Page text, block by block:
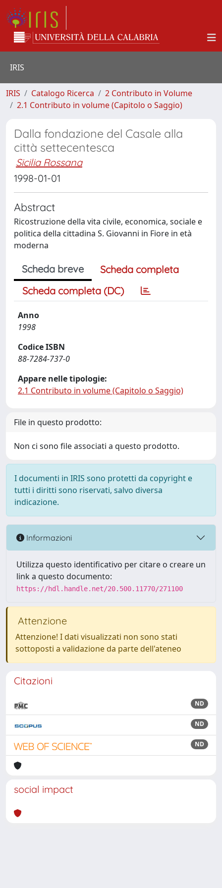
IRIS
IRIS Catalogo Ricerca
2 Contributo in Volume
2.1 Contributo in volume (Capitolo o Saggio)
Dalla fondazione del Casale alla
città settecentesca
Sicilia Rossana
1998-01-01
Abstract
Ricostruzione della vita civile, economica, sociale e
politica della cittadina S. Giovanni in Fiore in età
moderna
Scheda breve
Scheda completa
Scheda completa (DC)
Anno
1998
Codice ISBN
88-7284-737-0
Appare nelle tipologie:
2.1 Contributo in volume (Capitolo o Saggio)
File in questo prodotto:
Non ci sono file associati a questo prodotto.
I documenti in IRIS sono protetti da copyright e
tutti i diritti sono riservati, salvo diversa
indicazione.
Informazioni
Utilizza questo identificativo per citare o creare un
link a questo documento:
https://hdl.handle.net/20.500.11770/271100
Attenzione
Attenzione! I dati visualizzati non sono stati
sottoposti a validazione da parte dell'ateneo
Citazioni
ND
ND
ND
social impact